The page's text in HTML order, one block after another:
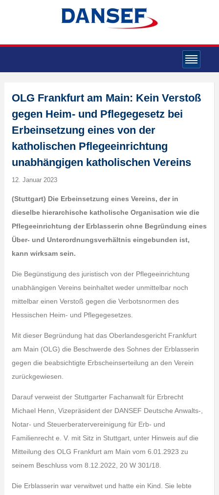
OLG Frankfurt am Main: Kein Verstoß
gegen Heim- und Pflegegesetz bei
Erbeinsetzung eines von der
katholischen Pflegeeinrichtung
unabhängigen katholischen Vereins
12. Januar 2023
(Stuttgart) Die Erbeinsetzung eines Vereins, der in
dieselbe hierarchische katholische Organisation wie die
Pflegeeinrichtung der Erblasserin ohne Begründung eines
Über- und Unterordnungsverhältnis eingebunden ist,
kann wirksam sein.
Die Begünstigung des juristisch von der Pflegeeinrichtung
unabhängigen Vereins beinhaltet weder unmittelbar noch
mittelbar einen Verstoß gegen die Verbotsnormen des
Hessischen Heim- und Pflegegesetzes.
Mit dieser Begründung hat das Oberlandesgericht Frankfurt
am Main (OLG) die Beschwerde des Sohnes der Erblasserin
gegen die beabsichtigte Erbscheinserteilung an den Verein
zurückgewiesen.
Darauf verweist der Stuttgarter Fachanwalt für Erbrecht
Michael Henn, Vizepräsident der DANSEF Deutsche Anwalts‑,
Notar- und Steuerberatervereinigung für Erb- und
Familienrecht e. V. mit Sitz in Stuttgart, unter Hinweis auf die
Mitteilung des OLG Frankfurt am Main vom 6.01.2923 zu
seinem Beschluss vom 8.12.2022, 20 W 301/18.
Die Erblasserin war verwitwet und hatte ein Kind. Sie lebte